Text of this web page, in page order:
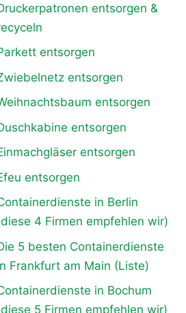
entsorgen &
entsorgen
entsorgen
entsorgen
entsorgen
entsorgen
entsorgen
in Berlin
4 Firmen empfehlen wir)
5 besten Containerdienste
Frankfurt am Main (Liste)
in Bochum
5 Firmen empfehlen wir)